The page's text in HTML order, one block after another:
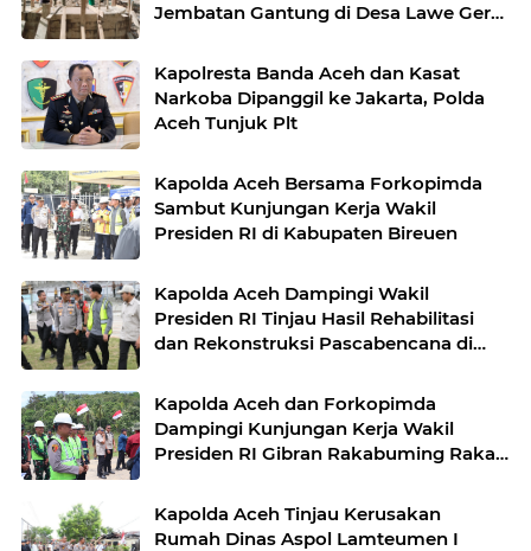
Jembatan Gantung di Desa Lawe Ger-
Kapolresta Banda Aceh dan Kasat
Narkoba Dipanggil ke Jakarta, Polda
Aceh Tunjuk Plt
Kapolda Aceh Bersama Forkopimda
Sambut Kunjungan Kerja Wakil
Presiden RI di Kabupaten Bireuen
Kapolda Aceh Dampingi Wakil
Presiden RI Tinjau Hasil Rehabilitasi
dan Rekonstruksi Pascabencana di
Kapolda Aceh dan Forkopimda
Dampingi Kunjungan Kerja Wakil
Presiden RI Gibran Rakabuming Raka
Kapolda Aceh Tinjau Kerusakan
Rumah Dinas Aspol Lamteumen I